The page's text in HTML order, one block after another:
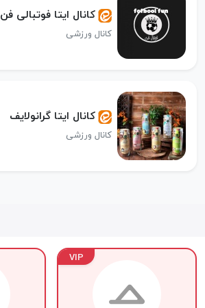
کانال ایتا فوتبالی فن
کانال ورزشی
کانال ایتا گرانولایف
کانال ورزشی
VIP